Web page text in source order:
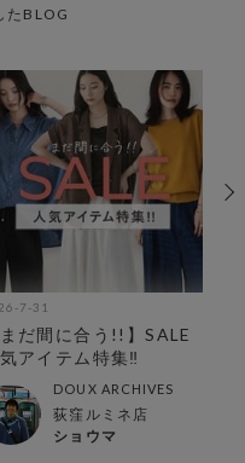
たBLOG
7-31
まだ間に合う!!】SALE
アイテム特集‼︎
DOUX ARCHIVES
荻窪ルミネ店
ショウマ